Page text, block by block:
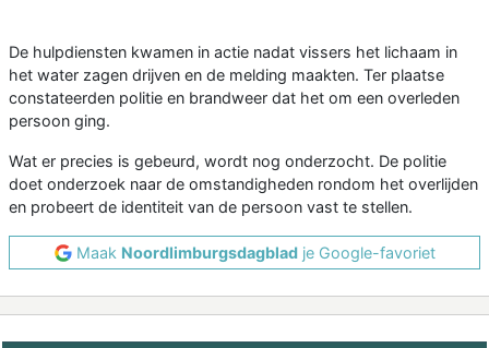
De hulpdiensten kwamen in actie nadat vissers het lichaam in
het water zagen drijven en de melding maakten. Ter plaatse
constateerden politie en brandweer dat het om een overleden
persoon ging.
Wat er precies is gebeurd, wordt nog onderzocht. De politie
doet onderzoek naar de omstandigheden rondom het overlijden
en probeert de identiteit van de persoon vast te stellen.
Maak Noordlimburgsdagbladje Google-favoriet